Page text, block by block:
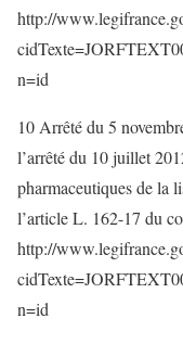
http://
n=id
10 Arrêté du 5
l’arrêté du 10 juillet
pharmaceutiques de la
l’article L. 162-17 du
http://
n=id